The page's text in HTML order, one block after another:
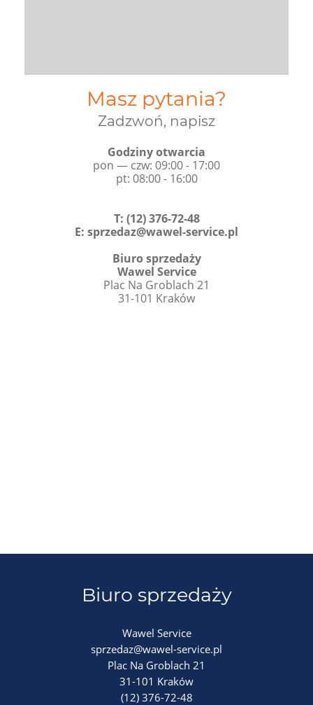
Masz pytania?
Zadzwoń, napisz
Godziny otwarcia
pon — czw: 09:00 - 17:00
pt: 08:00 - 16:00
T: (12) 376-72-48
E: sprzedaz@wawel-service.pl
Biuro sprzedaży
Wawel Service
Plac Na Groblach 21
31-101 Kraków
Biuro sprzedaży
Wawel Service
sprzedaz@wawel-service.pl
Plac Na Groblach 21
31-101 Kraków
(12) 376-72-48